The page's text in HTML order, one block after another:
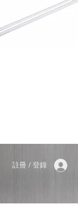
註冊 / 登錄